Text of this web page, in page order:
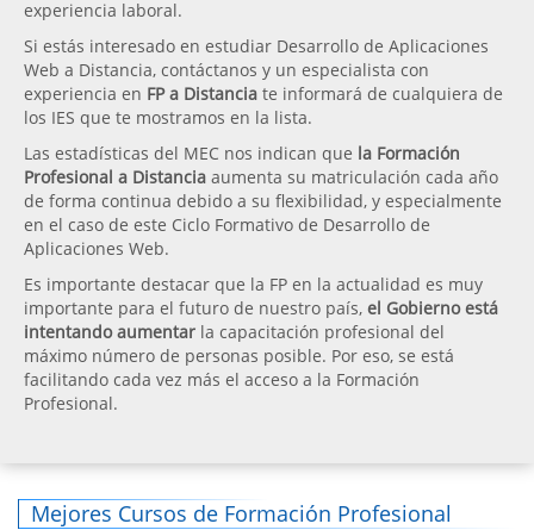
experiencia laboral.
Si estás interesado en estudiar Desarrollo de Aplicaciones
Web a Distancia, contáctanos y un especialista con
experiencia en FP a Distancia te informará de cualquiera de
los IES que te mostramos en la lista.
Las estadísticas del MEC nos indican que la Formación
Profesional a Distancia aumenta su matriculación cada año
de forma continua debido a su flexibilidad, y especialmente
en el caso de este Ciclo Formativo de Desarrollo de
Aplicaciones Web.
Es importante destacar que la FP en la actualidad es muy
importante para el futuro de nuestro país, el Gobierno está
intentando aumentar la capacitación profesional del
máximo número de personas posible. Por eso, se está
facilitando cada vez más el acceso a la Formación
Profesional.
Mejores Cursos de Formación Profesional